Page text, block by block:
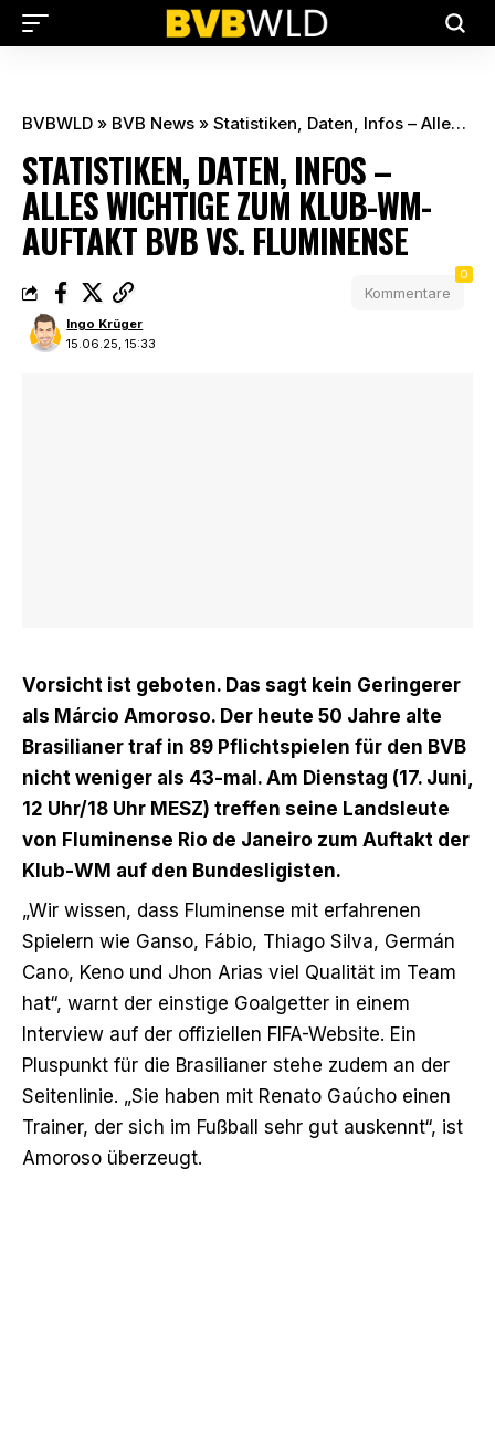
BVBWLD » BVB News » Statistiken, Daten, Infos – Alles Wichtige zum Klub-WM-Auftakt BVB vs. Fluminense
STATISTIKEN, DATEN, INFOS –
ALLES WICHTIGE ZUM KLUB-WM-
AUFTAKT BVB VS. FLUMINENSE
15.06.25, 15:33
Ingo Krüger
Kommentare
0
Vorsicht ist geboten. Das sagt kein Geringerer
als Márcio Amoroso. Der heute 50 Jahre alte
Brasilianer traf in 89 Pflichtspielen für den BVB
nicht weniger als 43-mal. Am Dienstag (17. Juni,
12 Uhr/18 Uhr MESZ) treffen seine Landsleute
von Fluminense Rio de Janeiro zum Auftakt der
Klub-WM auf den Bundesligisten.
„Wir wissen, dass Fluminense mit erfahrenen
Spielern wie Ganso, Fábio, Thiago Silva, Germán
Cano, Keno und Jhon Arias viel Qualität im Team
hat“, warnt der einstige Goalgetter in einem
Interview auf der offiziellen FIFA-Website. Ein
Pluspunkt für die Brasilianer stehe zudem an der
Seitenlinie. „Sie haben mit Renato Gaúcho einen
Trainer, der sich im Fußball sehr gut auskennt“, ist
Amoroso überzeugt.